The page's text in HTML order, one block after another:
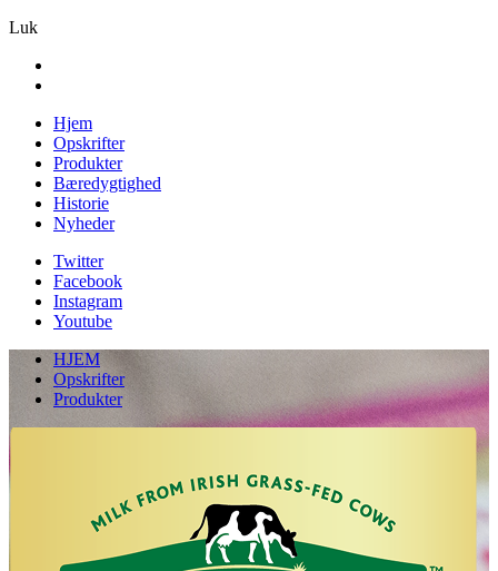
Luk
Hjem
Opskrifter
Produkter
Bæredygtighed
Historie
Nyheder
Twitter
Facebook
Instagram
Youtube
HJEM
Opskrifter
Produkter